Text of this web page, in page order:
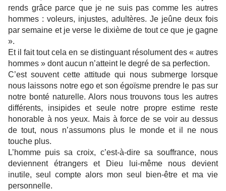
rends grâce parce que je ne suis pas comme les autres
hommes : voleurs, injustes, adultères. Je jeûne deux fois
par semaine et je verse le dixième de tout ce que je gagne
».
Et il fait tout cela en se distinguant résolument des « autres
hommes » dont aucun n’atteint le degré de sa perfection.
C’est souvent cette attitude qui nous submerge lorsque
nous laissons notre ego et son égoïsme prendre le pas sur
notre bonté naturelle. Alors nous trouvons tous les autres
différents, insipides et seule notre propre estime reste
honorable à nos yeux. Mais à force de se voir au dessus
de tout, nous n’assumons plus le monde et il ne nous
touche plus.
L’homme puis sa croix, c’est-à-dire sa souffrance, nous
deviennent étrangers et Dieu lui-même nous devient
inutile, seul compte alors mon seul bien-être et ma vie
personnelle.